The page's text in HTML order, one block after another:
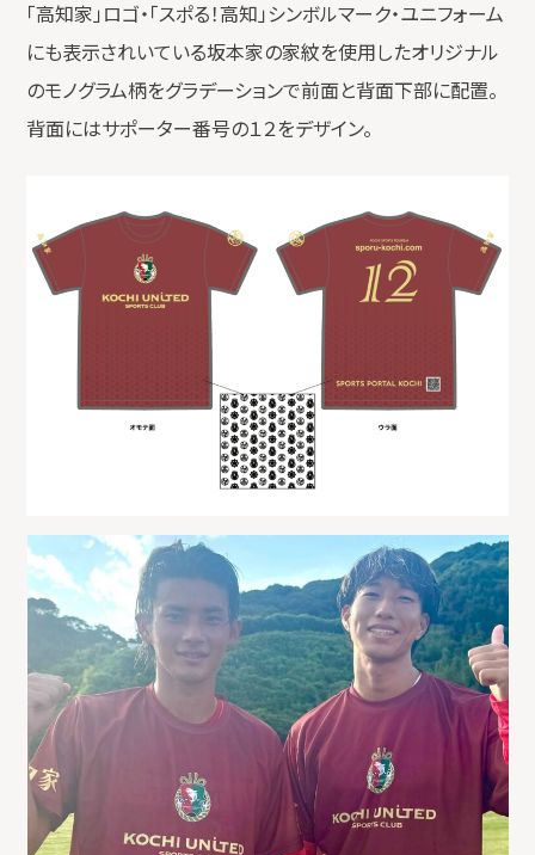
「高知家」ロゴ・「スポる！高知」シンボルマーク・ユニフォーム
にも表示されいている坂本家の家紋を使用したオリジナル
のモノグラム柄をグラデーションで前面と背面下部に配置。
背面にはサポーター番号の１２をデザイン。